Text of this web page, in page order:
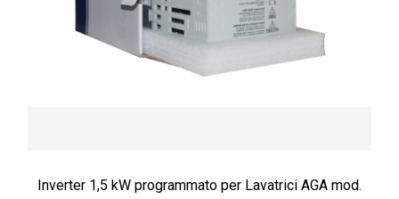
Inverter 1,5 kW programmato per Lavatrici AGA mod.